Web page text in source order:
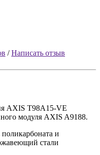
/Написать отзыв
AXIS T98A15-VE
модуля AXIS A9188.
и
стали